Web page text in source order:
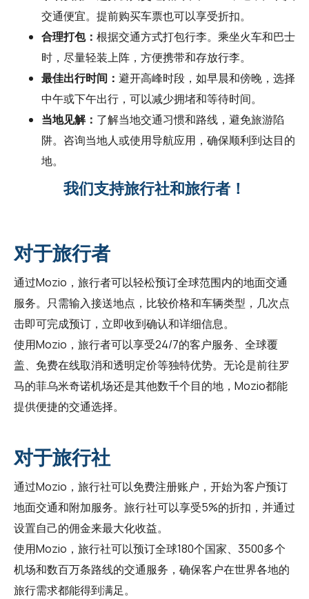
交通便宜。提前购买车票也可以享受折扣。
合理打包： 根据交通方式打包行李。乘坐火车和巴士
时，尽量轻装上阵，方便携带和存放行李。
最佳出行时间： 避开高峰时段，如早晨和傍晚，选择
中午或下午出行，可以减少拥堵和等待时间。
当地见解： 了解当地交通习惯和路线，避免旅游陷
阱。咨询当地人或使用导航应用，确保顺利到达目的
地。
我们支持旅行社和旅行者！
对于旅行者
通过Mozio，旅行者可以轻松预订全球范围内的地面交通
服务。只需输入接送地点，比较价格和车辆类型，几次点
击即可完成预订，立即收到确认和详细信息。
使用Mozio，旅行者可以享受24/7的客户服务、全球覆
盖、免费在线取消和透明定价等独特优势。无论是前往罗
马的菲乌米奇诺机场还是其他数千个目的地，Mozio都能
提供便捷的交通选择。
对于旅行社
通过Mozio， 旅行社可以免费注册账户，开始为客户预订
地面交通和附加服务。旅行社可以享受5%的折扣，并通过
设置自己的佣金来最大化收益。
使用Mozio， 旅行社可以预订全球180个国家、3500多个
机场和数百万条路线的交通服务，确保客户在世界各地的
旅行需求都能得到满足。